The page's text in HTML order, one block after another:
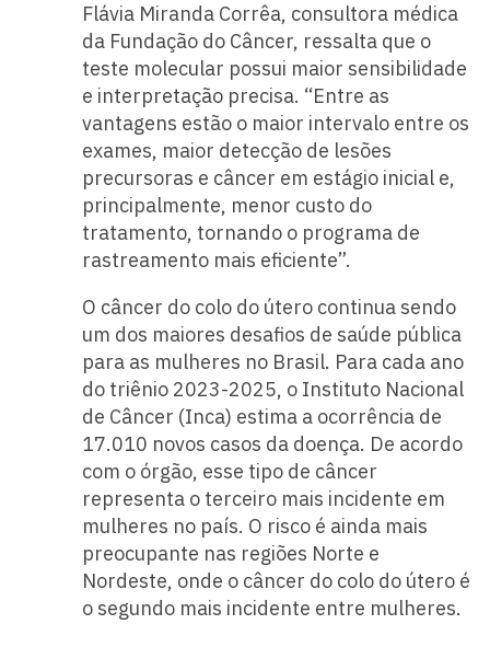
Flávia Miranda Corrêa, consultora médica
da Fundação do Câncer, ressalta que o
teste molecular possui maior sensibilidade
e interpretação precisa. “Entre as
vantagens estão o maior intervalo entre os
exames, maior detecção de lesões
precursoras e câncer em estágio inicial e,
principalmente, menor custo do
tratamento, tornando o programa de
rastreamento mais eficiente”.
O câncer do colo do útero continua sendo
um dos maiores desafios de saúde pública
para as mulheres no Brasil. Para cada ano
do triênio 2023-2025, o Instituto Nacional
de Câncer (Inca) estima a ocorrência de
17.010 novos casos da doença. De acordo
com o órgão, esse tipo de câncer
representa o terceiro mais incidente em
mulheres no país. O risco é ainda mais
preocupante nas regiões Norte e
Nordeste, onde o câncer do colo do útero é
o segundo mais incidente entre mulheres.